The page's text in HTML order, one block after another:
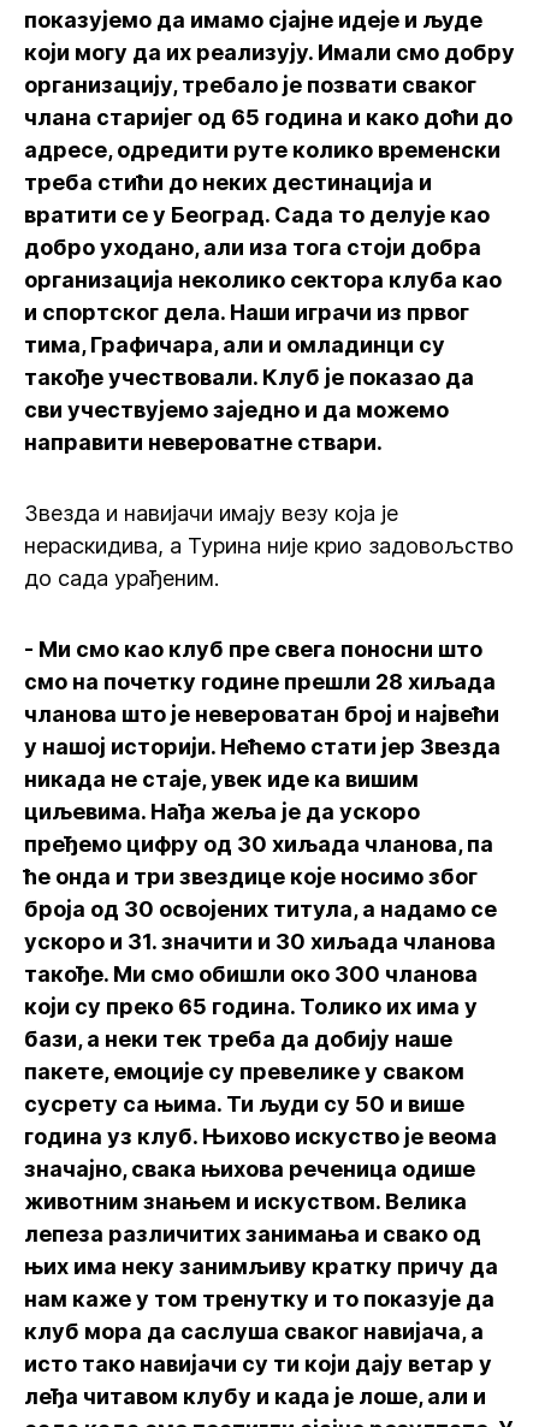
показујемо да имамо сјајне идеје и људе
који могу да их реализују. Имали смо добру
организацију, требало је позвати сваког
члана старијег од 65 година и како доћи до
адресе, одредити руте колико временски
треба стићи до неких дестинација и
вратити се у Београд. Сада то делује као
добро уходано, али иза тога стоји добра
организација неколико сектора клуба као
и спортског дела. Наши играчи из првог
тима, Графичара, али и омладинци су
такође учествовали. Клуб је показао да
сви учествујемо заједно и да можемо
направити невероватне ствари.
Звезда и навијачи имају везу која је
нераскидива, а Турина није крио задовољство
до сада урађеним.
- Ми смо као клуб пре свега поносни што
смо на почетку године прешли 28 хиљада
чланова што је невероватан број и највећи
у нашој историји. Нећемо стати јер Звезда
никада не стаје, увек иде ка вишим
циљевима. Нађа жеља је да ускоро
пређемо цифру од 30 хиљада чланова, па
ће онда и три звездице које носимо због
броја од 30 освојених титула, а надамо се
ускоро и 31. значити и 30 хиљада чланова
такође. Ми смо обишли око 300 чланова
који су преко 65 година. Толико их има у
бази, а неки тек треба да добију наше
пакете, емоције су превелике у сваком
сусрету са њима. Ти људи су 50 и више
година уз клуб. Њихово искуство је веома
значајно, свака њихова реченица одише
животним знањем и искуством. Велика
лепеза различитих занимања и свако од
њих има неку занимљиву кратку причу да
нам каже у том тренутку и то показује да
клуб мора да саслуша сваког навијача, а
исто тако навијачи су ти који дају ветар у
леђа читавом клубу и када је лоше, али и